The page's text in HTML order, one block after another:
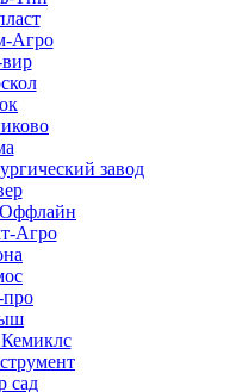
Агро
завод
Агро
сад